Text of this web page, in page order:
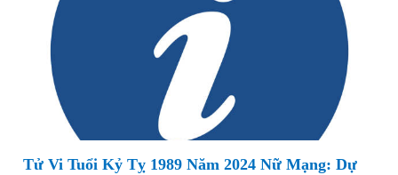
Tử Vi Tuổi Kỷ Tỵ 1989 Năm 2024 Nữ Mạng: Dự